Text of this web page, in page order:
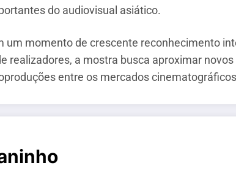
do audiovisual asiático.
momento de crescente reconhecimento
realizadores, a mostra busca aproximar
entre os mercados